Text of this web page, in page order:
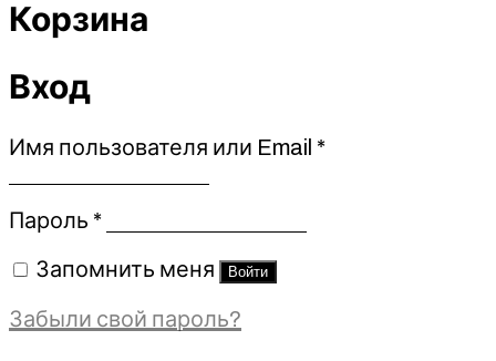
Корзина
Вход
Имя пользователя или Email *Обязательно
Пароль *Обязательно
Запомнить меня Войти
Забыли свой пароль?